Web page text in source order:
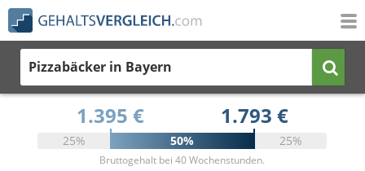
Pizzabäcker in Bayern
1.395 € 1.793 €
25% 50% 25%
Bruttogehalt bei 40 Wochenstunden.